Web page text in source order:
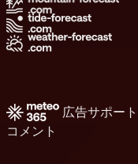
広告サポート
コメント